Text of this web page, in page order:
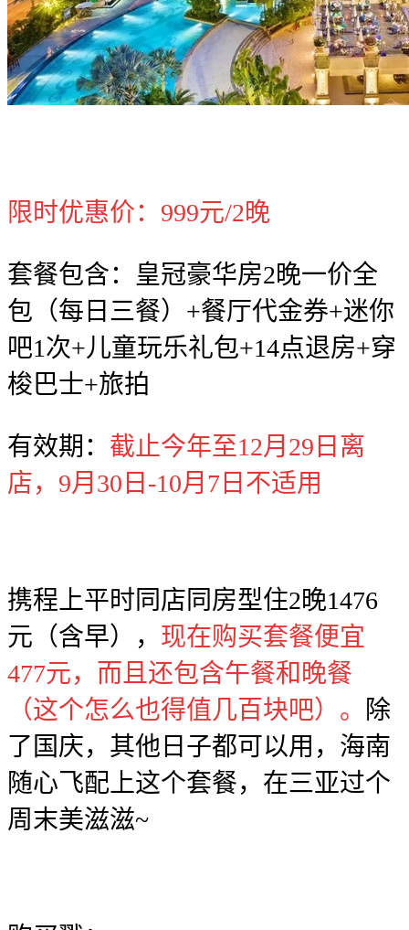
限时优惠价：999元/2晚
套餐包含：皇冠豪华房2晚一价全
包（每日三餐）+餐厅代金券+迷你
吧1次+儿童玩乐礼包+14点退房+穿
梭巴士+旅拍
有效期： 截止今年至12月29日离
店，9月30日-10月7日不适用
携程上平时同店同房型住2晚1476
元（含早）， 现在购买套餐便宜
477元，而且还包含午餐和晚餐
（这个怎么也得值几百块吧）。
除
了国庆，其他日子都可以用，海南
随心飞配上这个套餐，在三亚过个
周末美滋滋~